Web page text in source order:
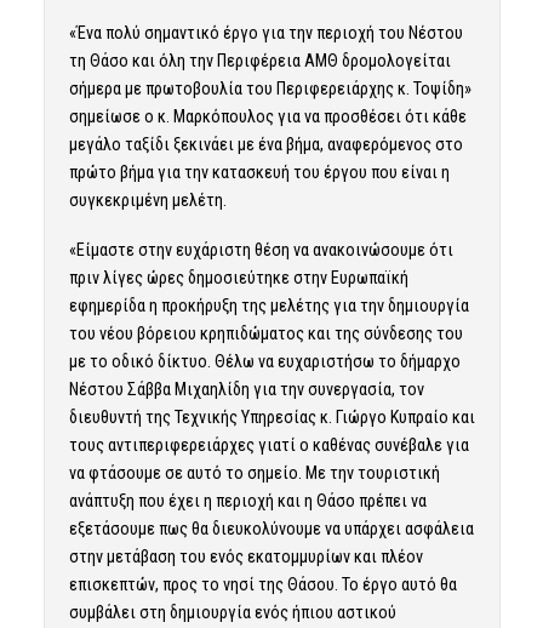
«Ένα πολύ σημαντικό έργο για την περιοχή του Νέστου
τη Θάσο και όλη την Περιφέρεια ΑΜΘ δρομολογείται
σήμερα με πρωτοβουλία του Περιφερειάρχης κ. Τοψίδη»
σημείωσε ο κ. Μαρκόπουλος για να προσθέσει ότι κάθε
μεγάλο ταξίδι ξεκινάει με ένα βήμα, αναφερόμενος στο
πρώτο βήμα για την κατασκευή του έργου που είναι η
συγκεκριμένη μελέτη.
«Είμαστε στην ευχάριστη θέση να ανακοινώσουμε ότι
πριν λίγες ώρες δημοσιεύτηκε στην Ευρωπαϊκή
εφημερίδα η προκήρυξη της μελέτης για την δημιουργία
του νέου βόρειου κρηπιδώματος και της σύνδεσης του
με το οδικό δίκτυο. Θέλω να ευχαριστήσω το δήμαρχο
Νέστου Σάββα Μιχαηλίδη για την συνεργασία, τον
διευθυντή της Τεχνικής Υπηρεσίας κ. Γιώργο Κυπραίο και
τους αντιπεριφερειάρχες γιατί ο καθένας συνέβαλε για
να φτάσουμε σε αυτό το σημείο. Με την τουριστική
ανάπτυξη που έχει η περιοχή και η Θάσο πρέπει να
εξετάσουμε πως θα διευκολύνουμε να υπάρχει ασφάλεια
στην μετάβαση του ενός εκατομμυρίων και πλέον
επισκεπτών, προς το νησί της Θάσου. Το έργο αυτό θα
συμβάλει στη δημιουργία ενός ήπιου αστικού